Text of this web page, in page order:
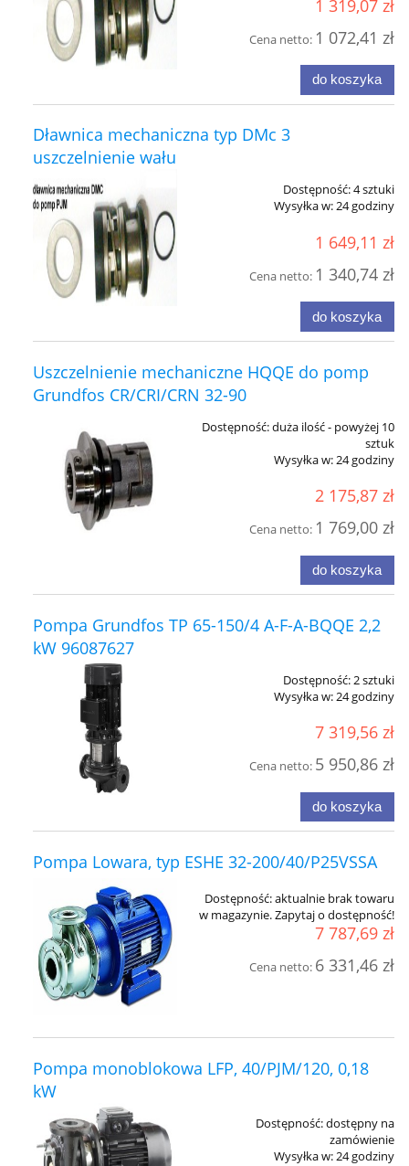
1 319,07 zł
Cena netto: 1 072,41 zł
do koszyka
Dławnica mechaniczna typ DMc 3
uszczelnienie wału
Dostępność:4 sztuki
Wysyłka w:24 godziny
1 649,11 zł
Cena netto: 1 340,74 zł
do koszyka
Uszczelnienie mechaniczne HQQE do pomp
Grundfos CR/CRI/CRN 32-90
Dostępność:duża ilość - powyżej 10
sztuk
Wysyłka w:24 godziny
2 175,87 zł
Cena netto: 1 769,00 zł
do koszyka
Pompa Grundfos TP 65-150/4 A-F-A-BQQE 2,2
kW 96087627
Dostępność:2 sztuki
Wysyłka w:24 godziny
7 319,56 zł
Cena netto: 5 950,86 zł
do koszyka
Pompa Lowara, typ ESHE 32-200/40/P25VSSA
Dostępność:aktualnie brak towaru
w magazynie. Zapytaj o dostępność!
7 787,69 zł
Cena netto: 6 331,46 zł
Pompa monoblokowa LFP, 40/PJM/120, 0,18
kW
Dostępność:dostępny na
zamówienie
Wysyłka w:24 godziny